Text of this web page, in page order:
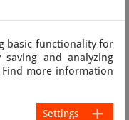
basic functionality for
and analyzing
more information
Settings